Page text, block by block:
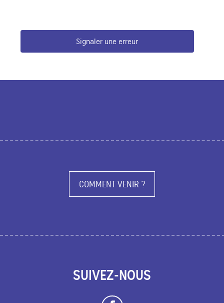
Signaler une erreur
COMMENT VENIR ?
SUIVEZ-NOUS